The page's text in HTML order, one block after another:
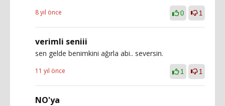
8 yıl önce 0 1
verimli seniii
sen gelde benimkini ağırla abi.. seversin.
11 yıl önce 1 1
NO'ya